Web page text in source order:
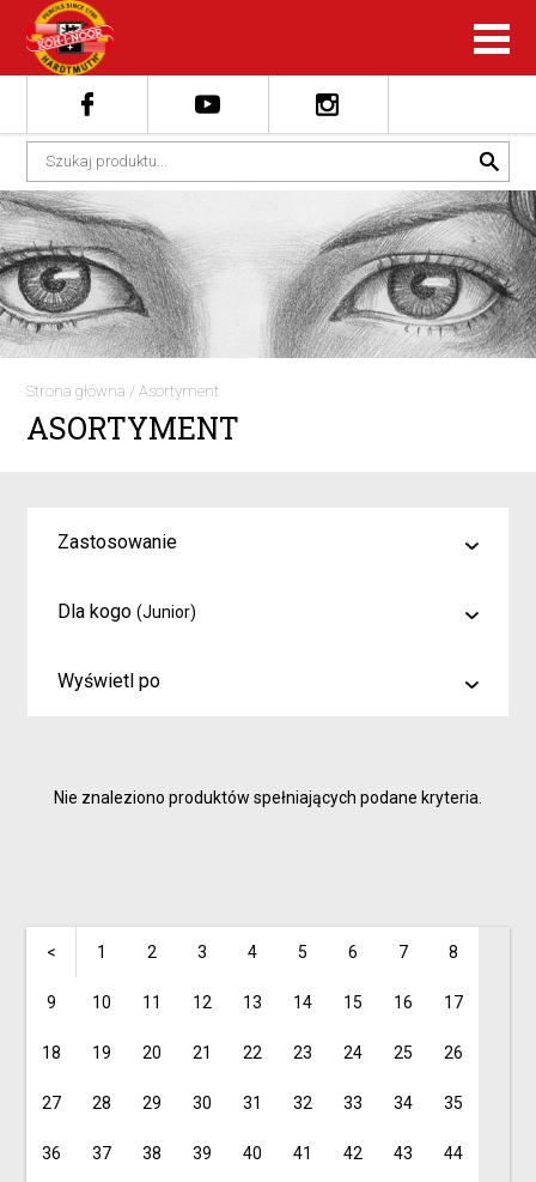
Strona główna /Asortyment
ASORTYMENT
Zastosowanie
malowanie
kreślenie
Dla kogo(Junior)
Artyści i profesjonaliści
Inspiracje dla rodziców i dzieci
Wyświetl po
Nie znaleziono produktów spełniających podane kryteria.
< 1 2 3 4 5 6 7 8
9 10 11 12 13 14 15 16 17
18 19 20 21 22 23 24 25 26
27 28 29 30 31 32 33 34 35
36 37 38 39 40 41 42 43 44